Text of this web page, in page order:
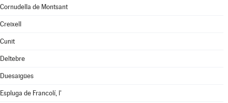
Cornudella de Montsant
Creixell
Cunit
Deltebre
Duesaigües
Espluga de Francolí, l'